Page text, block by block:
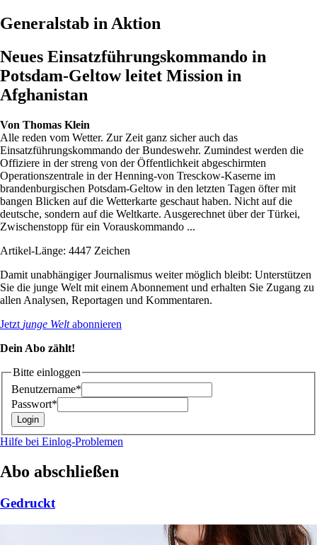
Generalstab in Aktion
Neues Einsatzführungskommando in
Potsdam-Geltow leitet Mission in
Afghanistan
Von Thomas Klein
Alle reden vom Wetter. Zur Zeit ganz sicher auch das
Einsatzführungskommando der Bundeswehr. Zumindest werden die
Offiziere in der streng von der Öffentlichkeit abgeschirmten
Operationszentrale in der Henning-von Tresckow-Kaserne im
brandenburgischen Potsdam-Geltow in den letzten Tagen öfter mit
bangen Blicken auf die Wetterkarte geschaut haben. Nicht auf die
deutsche, sondern auf die Weltkarte. Ausgerechnet über der Türkei,
Zwischenstopp für ein Vorauskommando ...
Artikel-Länge: 4447 Zeichen
Damit unabhängiger Journalismus weiter möglich bleibt: Unterstützen
Sie die junge Welt mit einem Abonnement und erhalten Sie Zugang zu
allen Analysen, Reportagen und Kommentaren.
Jetzt junge Weltabonnieren
Dein Abo zählt!
Bitte einloggen
Benutzername*
Passwort*
Hilfe bei Einlog-Problemen
Abo abschließen
Gedruckt